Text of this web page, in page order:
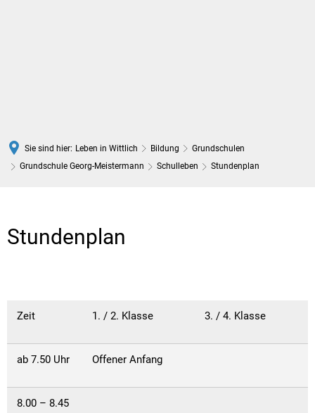
Sie sind hier: Leben in Wittlich Bildung
Grundschulen
Grundschule Georg-Meistermann
Schulleben Stundenplan
Stundenplan
Zeit 1. / 2. Klasse 3. / 4. Klasse
ab 7.50 Uhr Offener Anfang
8.00 – 8.45